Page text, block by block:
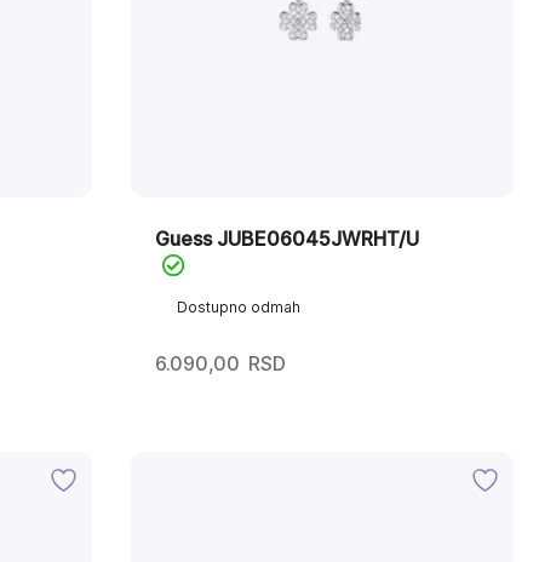
Dostupno odmah
Guess JUBE06045JWRHT/U
6.090,00 RSD